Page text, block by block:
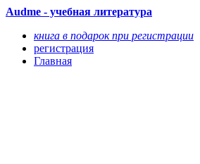
Audme - учебная литература
книга в подарок при регистрации
регистрация
Главная